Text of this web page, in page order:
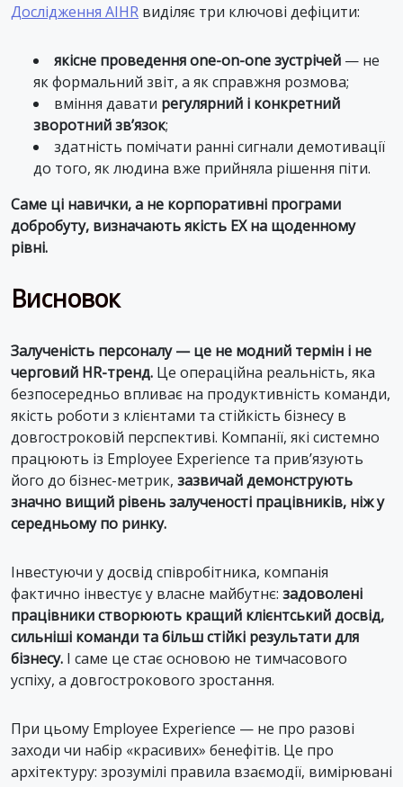
Дослідження AIHR виділяє три ключові дефіцити:
якісне проведення one-on-one зустрічей — не
як формальний звіт, а як справжня розмова;
вміння давати регулярний і конкретний
зворотний зв’язок;
здатність помічати ранні сигнали демотивації
до того, як людина вже прийняла рішення піти.
Саме ці навички, а не корпоративні програми
добробуту, визначають якість EX на щоденному
рівні.
Висновок
Залученість персоналу — це не модний термін і не
черговий HR-тренд. Це операційна реальність, яка
безпосередньо впливає на продуктивність команди,
якість роботи з клієнтами та стійкість бізнесу в
довгостроковій перспективі. Компанії, які системно
працюють із Employee Experience та прив’язують
його до бізнес-метрик, зазвичай демонструють
значно вищий рівень залученості працівників, ніж у
середньому по ринку.
Інвестуючи у досвід співробітника, компанія
фактично інвестує у власне майбутнє: задоволені
працівники створюють кращий клієнтський досвід,
сильніші команди та більш стійкі результати для
бізнесу. І саме це стає основою не тимчасового
успіху, а довгострокового зростання.
При цьому Employee Experience — не про разові
заходи чи набір «красивих» бенефітів. Це про
архітектуру: зрозумілі правила взаємодії, вимірювані